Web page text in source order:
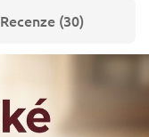
Recenze (30)